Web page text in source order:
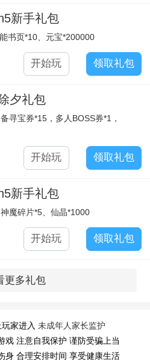
新手礼包
书页*10、元宝*200000
开始玩 领取礼包
夕礼包
寻宝券*15，多人BOSS券*1，
开始玩 领取礼包
新手礼包
魔碎片*5、仙晶*1000
开始玩 领取礼包
更多礼包
家进入 未成年人家长监护
戏 注意自我保护 谨防受骗上当
身 合理安排时间 享受健康生活